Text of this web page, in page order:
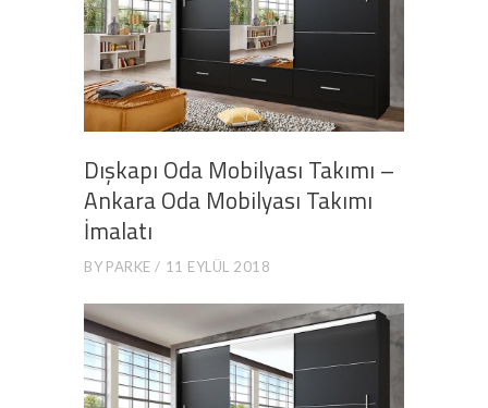
Dışkapı Oda Mobilyası Takımı –
Ankara Oda Mobilyası Takımı
İmalatı
BY PARKE 11 EYLÜL 2018